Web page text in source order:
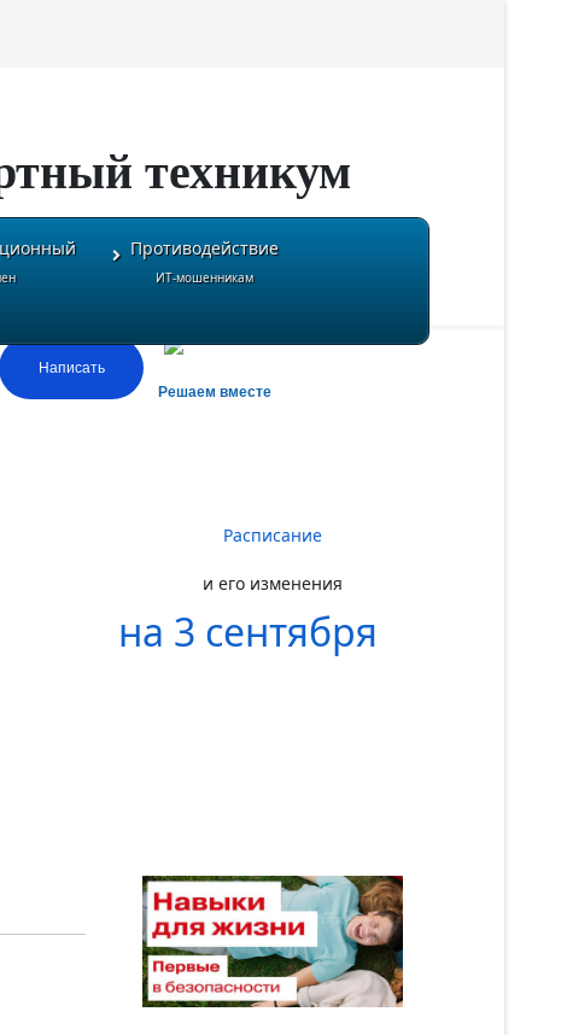
техникум
Противодействие
ИТ-мошенникам
Написать
Решаем вместе
Расписание
и его изменения
на 3 сентября